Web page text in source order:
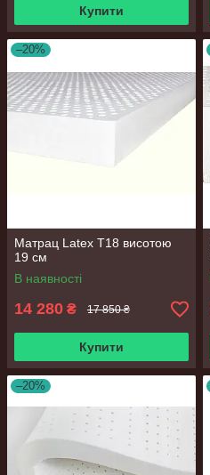
Купити
–20%
Матрац Latex Т18 висотою
19 см
В наявності
14 280 ₴ 17 850 ₴
Купити
–20%